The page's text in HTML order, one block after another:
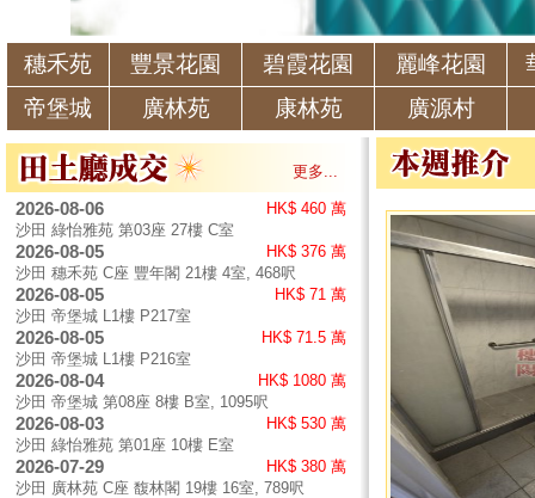
穗禾苑 豐景花園 碧霞花園 麗峰花園
帝堡城
廣林苑 康林苑 廣源村
更多...
2026-08-06
HK$ 460 萬
沙田 綠怡雅苑 第03座 27樓 C室
2026-08-05
HK$ 376 萬
沙田 穗禾苑 C座 豐年閣 21樓 4室, 468呎
2026-08-05
HK$ 71 萬
沙田 帝堡城 L1樓 P217室
2026-08-05
HK$ 71.5 萬
沙田 帝堡城 L1樓 P216室
2026-08-04
HK$ 1080 萬
沙田 帝堡城 第08座 8樓 B室, 1095呎
2026-08-03
HK$ 530 萬
沙田 綠怡雅苑 第01座 10樓 E室
2026-07-29
HK$ 380 萬
沙田 廣林苑 C座 馥林閣 19樓 16室, 789呎